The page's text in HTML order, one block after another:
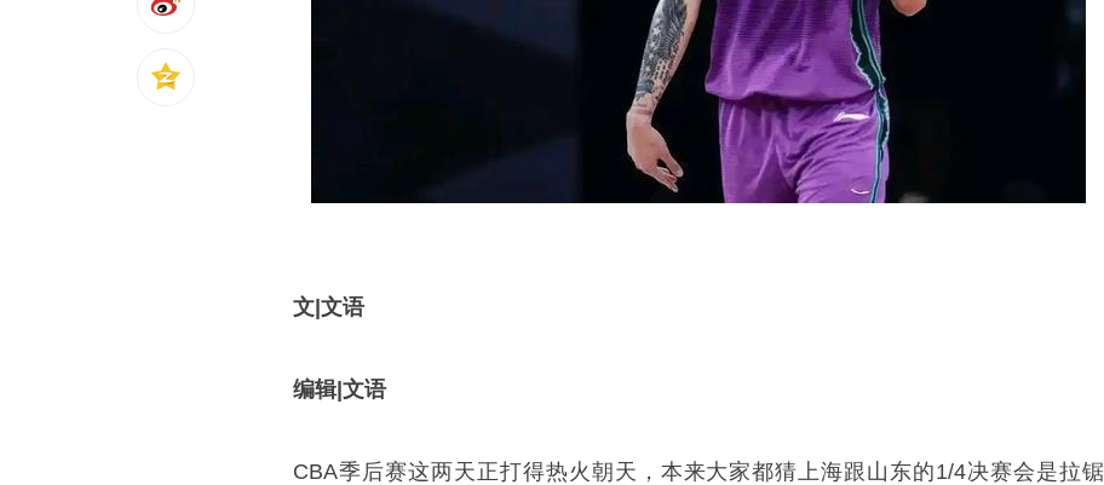
文|文语
编辑|文语
CBA季后赛这两天正打得热火朝天，本来大家都猜上海跟山东的1/4决赛会是拉锯